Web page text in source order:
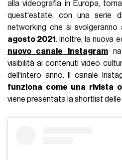
alla videografia in Europa,
quest'estate, con una serie
networking che si svolgeranno
agosto 2021. Inoltre, la nuova
nuovo canale Instagram
visibilità ai contenuti video
dell'intero anno. Il canale
funziona come una rivista
viene presentata la shortlist